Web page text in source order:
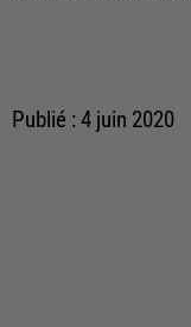
Publié : 4 juin 2020